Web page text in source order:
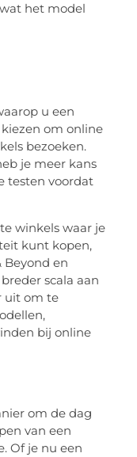
het model
u een
om online
bezoeken.
je meer kans
testen voordat
winkels waar je
kunt kopen,
Beyond en
scala aan
uit om te
bij online
om de dag
van een
Of je nu een